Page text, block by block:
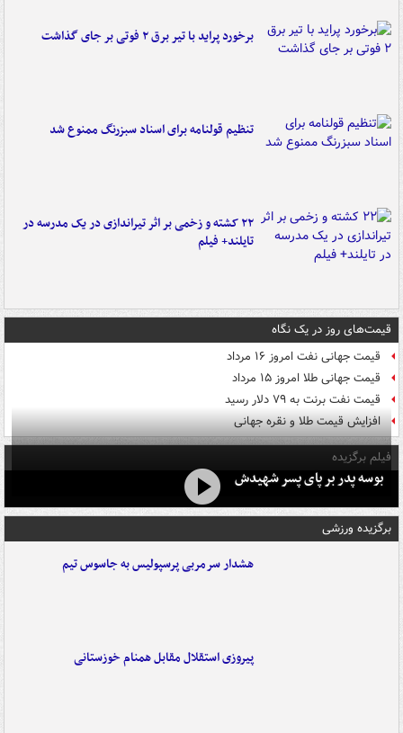
برخورد پراید با تیر برق ۲ فوتی بر جای گذاشت
تنظیم قولنامه برای اسناد سبزرنگ ممنوع شد
۲۲ کشته و زخمی بر اثر تیراندازی در یک مدرسه در
تایلند+ فیلم
قیمت‌های روز در یک نگاه
قیمت جهانی نفت امروز ۱۶ مرداد
قیمت جهانی طلا امروز ۱۵ مرداد
قیمت نفت برنت به ۷۹ دلار رسید
افزایش قیمت طلا و نقره جهانی
فیلم برگزیده
بوسه‌ پدر بر پای پسر شهیدش
برگزیده ورزشی
هشدار سرمربی پرسپولیس به جاسوس تیم
پیروزی استقلال مقابل همنام خوزستانی